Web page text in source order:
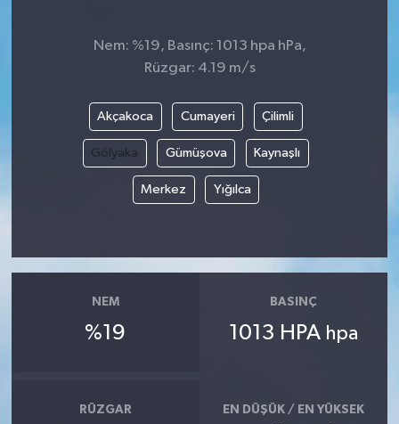
Nem: %19, Basınç: 1013 hpa hPa,
Rüzgar: 4.19 m/s
Akçakoca Cumayeri Çilimli
Gölyaka Gümüşova Kaynaşlı
Merkez Yığılca
NEM
%19
BASINÇ
1013 HPA hpa
RÜZGAR EN DÜŞÜK / EN YÜKSEK
İlçe Haberleri
Kültür & Sanat
Sokak Hayvanlarını Sahiplendirme